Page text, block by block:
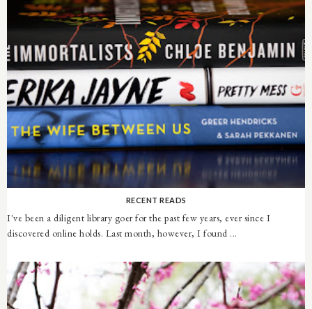
RECENT READS
I've been a diligent library goer for the past few years, ever since I
discovered online holds. Last month, however, I found ...